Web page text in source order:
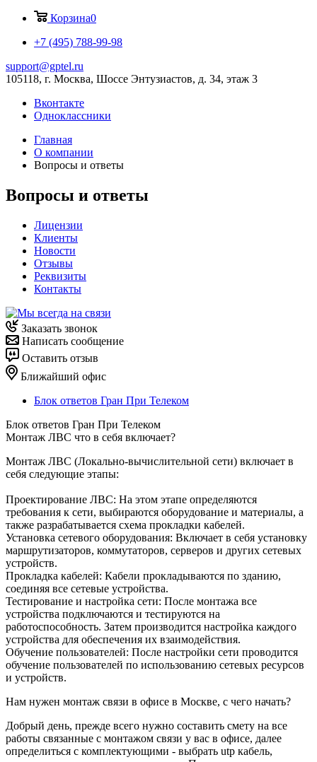
Корзина0
+7 (495) 788-99-98
support@gptel.ru
105118, г. Москва, Шоссе Энтузиастов, д. 34, этаж 3
Вконтакте
Одноклассники
Главная
О компании
Вопросы и ответы
Вопросы и ответы
Лицензии
Клиенты
Новости
Отзывы
Реквизиты
Контакты
Заказать звонок
Написать сообщение
Оставить отзыв
Ближайший офис
Блок ответов Гран При Телеком
Блок ответов Гран При Телеком
Монтаж ЛВС что в себя включает?
Монтаж ЛВС (Локально-вычислительной сети) включает в
себя следующие этапы:
Проектирование ЛВС: На этом этапе определяются
требования к сети, выбираются оборудование и материалы, а
также разрабатывается схема прокладки кабелей.
Установка сетевого оборудования: Включает в себя установку
маршрутизаторов, коммутаторов, серверов и других сетевых
устройств.
Прокладка кабелей: Кабели прокладываются по зданию,
соединяя все сетевые устройства.
Тестирование и настройка сети: После монтажа все
устройства подключаются и тестируются на
работоспособность. Затем производится настройка каждого
устройства для обеспечения их взаимодействия.
Обучение пользователей: После настройки сети проводится
обучение пользователей по использованию сетевых ресурсов
и устройств.
Нам нужен монтаж связи в офисе в Москве, с чего начать?
Добрый день, прежде всего нужно составить смету на все
работы связанные с монтажом связи у вас в офисе, далее
определиться с комплектующими - выбрать utp кабель,